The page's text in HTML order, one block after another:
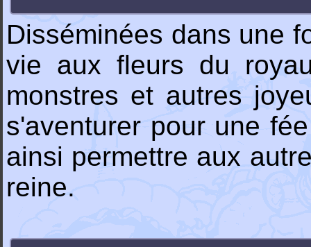
Disséminées dans une
vie aux fleurs du
monstres et autres
s'aventurer pour une
ainsi permettre aux
reine.